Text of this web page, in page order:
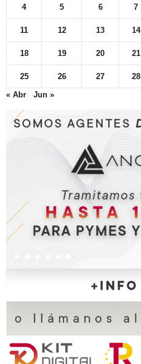
4 5 6 7
11 12 13 14
18 19 20 21
25 26 27 28
« Abr
Jun »